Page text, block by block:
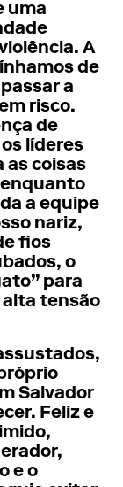
uma
A
de
a
risco.
de
líderes
as coisas
a equipe
nariz,
fios
o
para
alta tensão
Salvador
Feliz e
e o